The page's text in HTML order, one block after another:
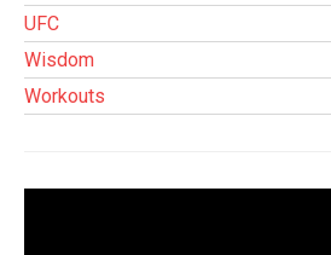
UFC
Wisdom
Workouts